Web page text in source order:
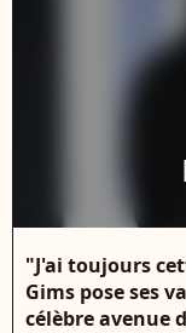
"J'ai toujours
Gims pose ses
célèbre avenue